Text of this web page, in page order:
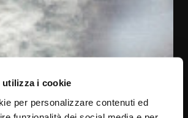
i cookie
per personalizzare contenuti ed